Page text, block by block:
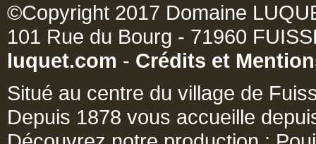
©Copyright 2017 Domaine
101 Rue du Bourg - 71960
luquet.com - Crédits et
Situé au centre du village de
Depuis 1878 vous accueille